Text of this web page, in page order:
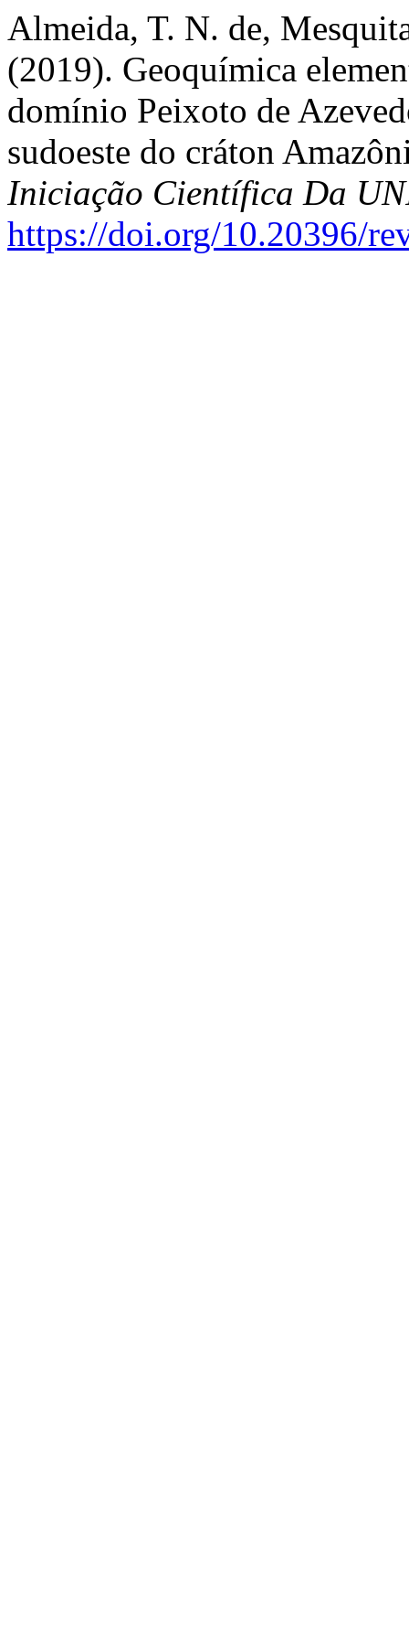
Almeida, T. N. de,
(2019). Geoquímica
domínio Peixoto de
sudoeste do cráton
Iniciação Científica Da
https://doi.org/10.20396/